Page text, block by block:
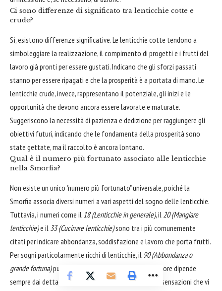
Ci sono differenze di significato tra lenticchie cotte e
crude?
Sì, esistono differenze significative. Le lenticchie cotte tendono a
simboleggiare la realizzazione, il compimento di progetti e i frutti del
lavoro già pronti per essere gustati. Indicano che gli sforzi passati
stanno per essere ripagati e che la prosperità è a portata di mano. Le
lenticchie crude, invece, rappresentano il potenziale, gli inizi e le
opportunità che devono ancora essere lavorate e maturate.
Suggeriscono la necessità di pazienza e dedizione per raggiungere gli
obiettivi futuri, indicando che le fondamenta della prosperità sono
state gettate, ma il raccolto è ancora lontano.
Qual è il numero più fortunato associato alle lenticchie
nella Smorfia?
Non esiste un unico "numero più fortunato" universale, poiché la
Smorfia associa diversi numeri a vari aspetti del sogno delle lenticchie.
Tuttavia, i numeri come il 18 (Lenticchie in generale), il 20 (Mangiare
lenticchie)e il 33 (Cucinare lenticchie)sono tra i più comunemente
citati per indicare abbondanza, soddisfazione e lavoro che porta frutti.
Per sogni particolarmente ricchi di lenticchie, il 90 (Abbondanza o
grande fortuna)può essere considerato. La scelta migliore dipende
sempre dai dettagli specifici del vostro sogno e dalle sensazioni che vi